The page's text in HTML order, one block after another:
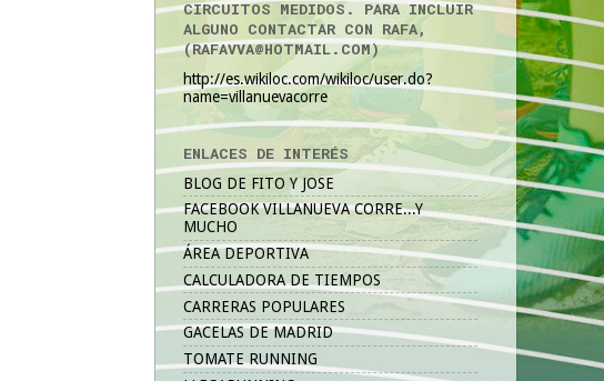
CIRCUITOS MEDIDOS. PARA INCLUIR
ALGUNO CONTACTAR CON RAFA,
(RAFAVVA@HOTMAIL.COM)
http://es.wikiloc.com/wikiloc/user.do?
name=villanuevacorre
ENLACES DE INTERÉS
BLOG DE FITO Y JOSE
FACEBOOK VILLANUEVA CORRE...Y
MUCHO
ÁREA DEPORTIVA
CALCULADORA DE TIEMPOS
CARRERAS POPULARES
GACELAS DE MADRID
TOMATE RUNNING